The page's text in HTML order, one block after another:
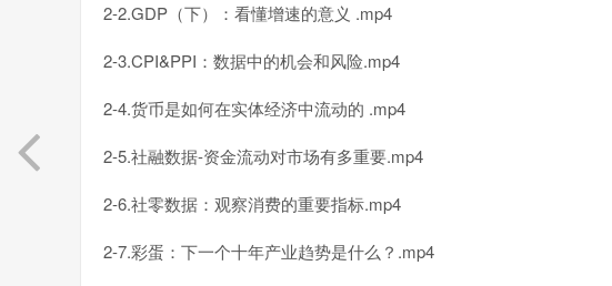
2-2.GDP（下）：看懂增速的意义 .mp4
2-3.CPI&PPI：数据中的机会和风险.mp4
2-4.货币是如何在实体经济中流动的 .mp4
2-5.社融数据-资金流动对市场有多重要.mp4
2-6.社零数据：观察消费的重要指标.mp4
2-7.彩蛋：下一个十年产业趋势是什么？.mp4